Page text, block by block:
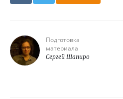
Подготовка
материала
Сергей Шапиро